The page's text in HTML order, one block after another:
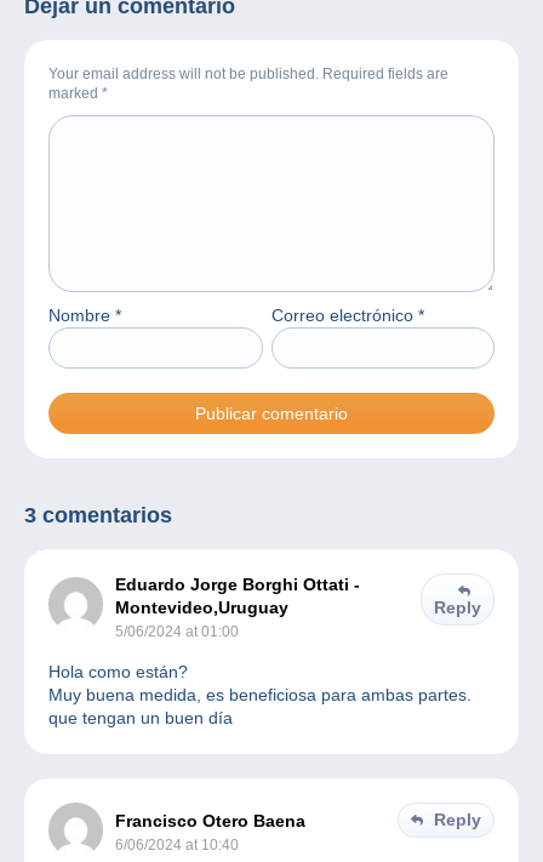
Dejar un comentario
Your email address will not be published. Required fields are
marked *
Nombre * Correo electrónico *
3 comentarios
Eduardo Jorge Borghi Ottati -
Montevideo,Uruguay
5/06/2024 at 01:00
Reply
Hola como están?
Muy buena medida, es beneficiosa para ambas partes.
que tengan un buen día
Francisco Otero Baena
6/06/2024 at 10:40
Reply